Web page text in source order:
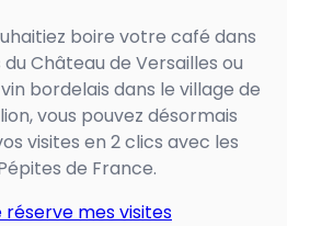
boire votre café dans
Château de Versailles ou
bordelais dans le village de
vous pouvez désormais
visites en 2 clics avec les
de France.
réserve mes visites